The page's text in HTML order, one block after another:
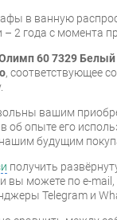
в ванную
2 года с момента
60 7329 Белый
, соответствующее
вашим
об опыте его
будущим
получить
вы можете по e-mail,
Telegram и